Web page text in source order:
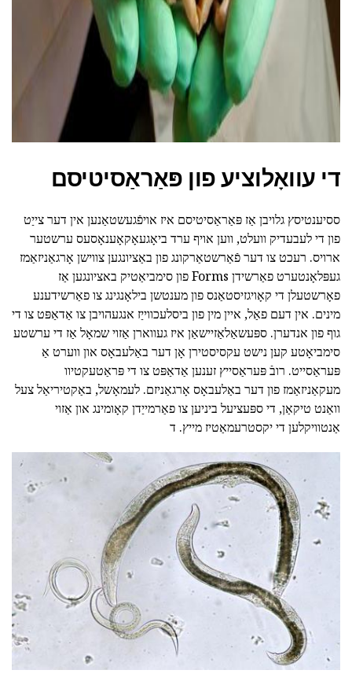
די עוואָלוציע פון פּאַראַסיטיסם
ססיענטיסץ גלויבן אַז פּאַראַסיטיסם איז אויפֿגעשטאַנען אין דער צייַט
פון די לעבעדיק וועלט, ווען אויף ערד ביאָגעאָקאָענאָסעס ערשטער
ארויס. רעכט צו דער פֿאַרשטאַרקונג פון באַציונגען צווישן אָרגאַניזאַמז
געפּלאָנטערט פאַרשידן Forms פון סימביאַטיק באציונגען אַז
פאָרשטעלן די קאָויגזיסטאַנס פון מענטשן בילאָנגינג צו פאַרשידענע
מינים. אין דעם פאַל, איין מין פון ביסלעכווייַז אנגעהויבן צו אַדאַפּט צו די
גוף פון אנדערן. ספּעשאַלאַזיישאַן איז געווארן אַזוי שמאָל אַז די ערשטע
סימביאָטע קען נישט עקסיסטירן אָן דער באַלעבאָס און ווערט אַ
פּעראַסייט. רובֿ פּעראַסייץ זענען אַדאַפּט צו די פּראַטעקטיוו
מעקאַניזאַמז פון דער באַלעבאָס אָרגאַניזם. לעמאָשל, באַקטיריאַל צעל
וואַנט טיקאַן, די ספּעציעל ביניען צו פאַרמייַדן קאָומינג און אַזוי
אַנטוויקלען די יקסטרעמאַטיז מייץ. ד